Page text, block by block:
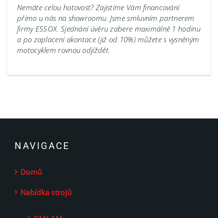
Nemáte celou hotovost? Zajistíme Vám financování
přímo u nás na showroomu. Jsme smluvním partnerem
firmy ESSOX. Sjednání úvěru zabere maximálně 1 hodinu
a po zaplacení akontace (již od 10%) můžete s vysněným
motocyklem rovnou odjíždět.
NAVIGACE
Domů
Nabídka strojů